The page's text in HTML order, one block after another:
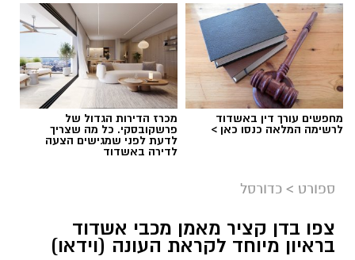
מחפשים עורך דין באשדוד
לרשימה המלאה כנסו כאן >
מכרז הדירות הגדול של
פרשקובסקי. כל מה שצריך
לדעת לפני שמגישים הצעה
לדירה באשדוד
ספורט > כדורסל
צפו בדן קציר מאמן מכבי אשדוד
בראיון מיוחד לקראת העונה (וידאו)